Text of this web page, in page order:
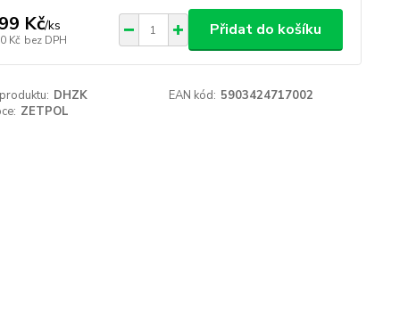
Kč/ks
Kč bez DPH
Přidat do košíku
DHZK EAN kód: 5903424717002
ZETPOL